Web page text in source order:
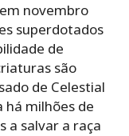
novembro
superdotados
de
são
de Celestial
há milhões de
a salvar a raça